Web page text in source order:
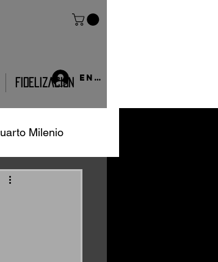
Fidelización Entrar
Milenio
Clothing